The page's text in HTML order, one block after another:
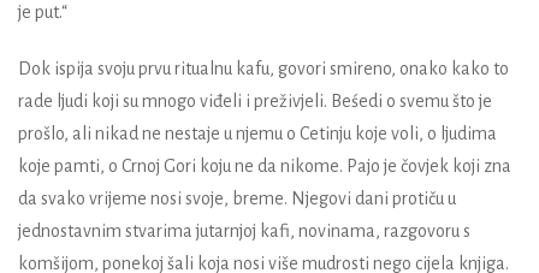
je put.“
Dok ispija svoju prvu ritualnu kafu, govori smireno, onako kako to
rade ljudi koji su mnogo viđeli i preživjeli. Beśedi o svemu što je
prošlo, ali nikad ne nestaje u njemu o Cetinju koje voli, o ljudima
koje pamti, o Crnoj Gori koju ne da nikome. Pajo je čovjek koji zna
da svako vrijeme nosi svoje, breme. Njegovi dani protiču u
jednostavnim stvarima jutarnjoj kafi, novinama, razgovoru s
komšijom, ponekoj šali koja nosi više mudrosti nego cijela knjiga.